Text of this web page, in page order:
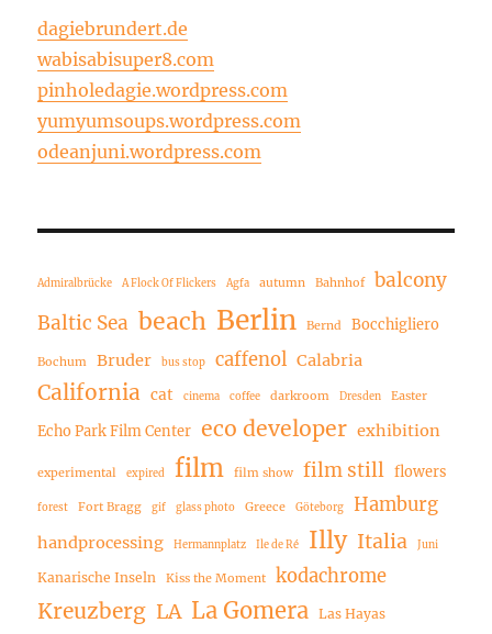
dagiebrundert.de
wabisabisuper8.com
pinholedagie.wordpress.com
yumyumsoups.wordpress.com
odeanjuni.wordpress.com
Admiralbrücke A Flock Of Flickers Agfa autumn Bahnhof
balcony
Baltic Sea beach Berlin Bernd Bocchigliero
Bochum Bruder bus stop caffenol Calabria
California cat cinema coffee darkroom Dresden Easter
Echo Park Film Center eco developer exhibition
experimental expired film film show film still flowers
forest Fort Bragg gif glass photo Greece Göteborg Hamburg
handprocessing Hermannplatz Ile de Ré Illy Italia Juni
Kanarische Inseln Kiss the Moment kodachrome
Kreuzberg LA La Gomera Las Hayas